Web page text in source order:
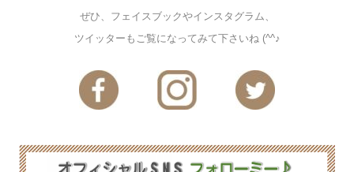
ぜひ、フェイスブックやインスタグラム、
ツイッターもご覧になってみて下さいね (^^♪